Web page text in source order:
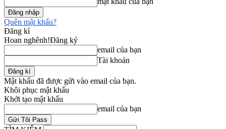
Quên mật khẩu?
Đăng kí
Hoan nghênh!Đăng ký
email của bạn
Tài khoản
Mật khẩu đã được gửi vào email của bạn.
Khôi phục mật khẩu
Khởi tạo mật khẩu
email của bạn